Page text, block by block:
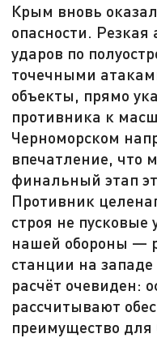
Крым вновь
опасности.
ударов по
точечными
объекты, прямо
противника к
Черноморском
впечатление, что
финальный этап
Противник
строя не пусковые
нашей обороны —
станции на
расчёт очевиден:
рассчитывают
преимущество для